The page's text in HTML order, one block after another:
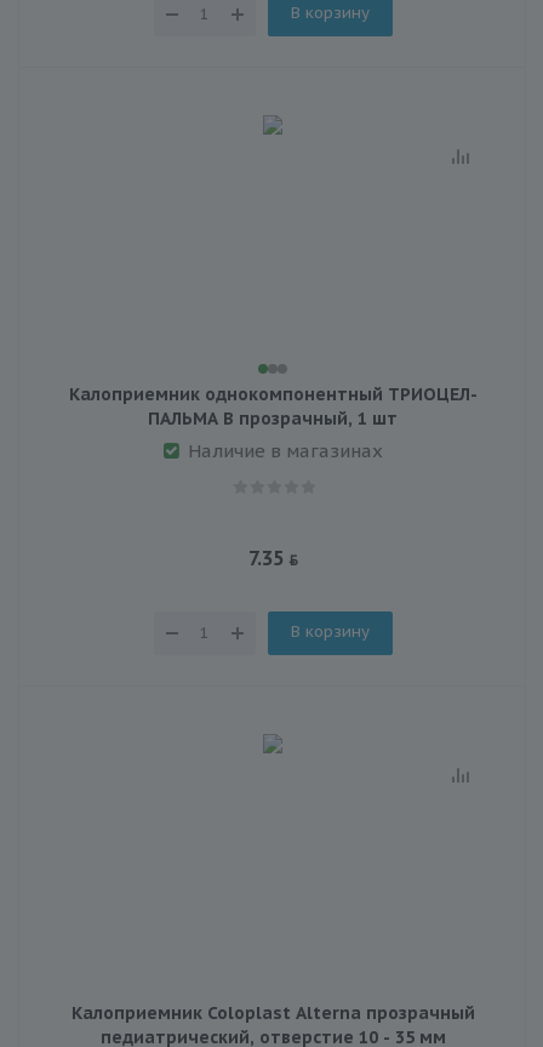
В корзину
Калоприемник однокомпонентный ТРИОЦЕЛ-
ПАЛЬМА В прозрачный, 1 шт
Наличие в магазинах
7.35
В корзину
Калоприемник Coloplast Alterna прозрачный
педиатрический, отверстие 10 - 35 мм